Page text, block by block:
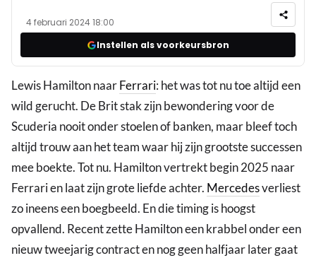
4 februari 2024 18:00
Instellen als voorkeursbron
Lewis Hamilton naarFerrari: het was tot nu toe altijd een
wild gerucht. De Brit stak zijn bewondering voor de
Scuderia nooit onder stoelen of banken, maar bleef toch
altijd trouw aan het team waar hij zijn grootste successen
mee boekte. Tot nu. Hamilton vertrekt begin 2025 naar
Ferrari en laat zijn grote liefde achter. Mercedesverliest
zo ineens een boegbeeld. En die timing is hoogst
opvallend. Recent zette Hamilton een krabbel onder een
nieuw tweejarig contract en nog geen halfjaar later gaat